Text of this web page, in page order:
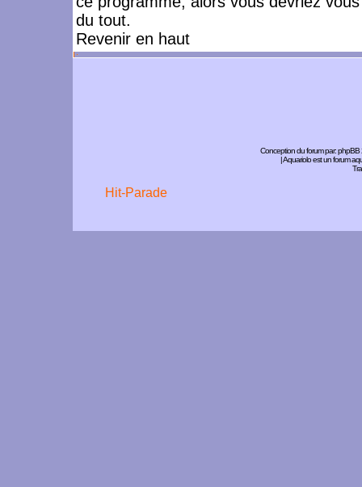
du tout.
Revenir en haut
Conception du forum par:phpBB
| Aquariolo est un forum